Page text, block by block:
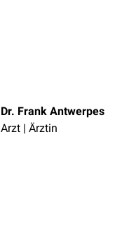
Dr. Frank Antwerpes
Arzt | Ärztin